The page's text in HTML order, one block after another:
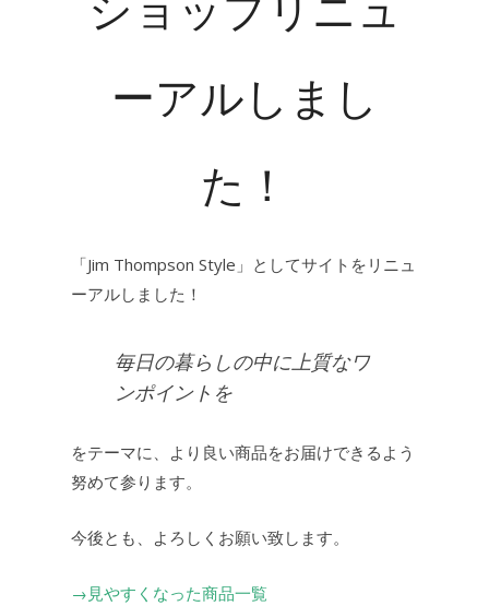
ーアルしまし
た！
「Jim Thompson Style」としてサイトをリニュ
ーアルしました！
毎日の暮らしの中に上質なワ
ンポイントを
をテーマに、より良い商品をお届けできるよう
努めて参ります。
今後とも、よろしくお願い致します。
→見やすくなった商品一覧